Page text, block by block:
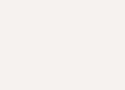
enakomerno pokritost
uporabno pri kompleksnih
Automower® Connect